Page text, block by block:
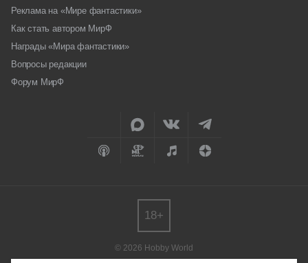
Реклама на «Мире фантастики»
Как стать автором МирФ
Награды «Мира фантастики»
Вопросы редакции
Форум МирФ
© 2026 Hobby World
18+